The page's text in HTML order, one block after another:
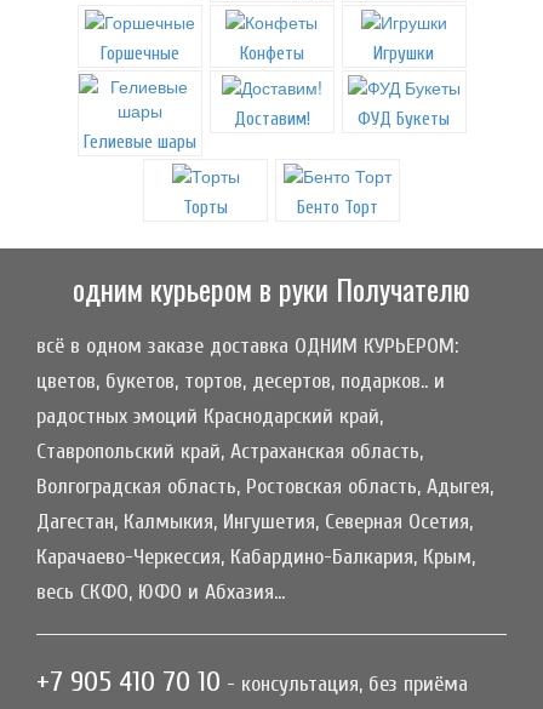
Горшечные Конфеты Игрушки
Гелиевые шары
Доставим! ФУД Букеты
Торты Бенто Торт
одним курьером в руки Получателю
всё в одном заказе доставка ОДНИМ КУРЬЕРОМ:
цветов, букетов, тортов, десертов, подарков.. и
радостных эмоций Краснодарский край,
Ставропольский край, Астраханская область,
Волгоградская область, Ростовская область, Адыгея,
Дагестан, Калмыкия, Ингушетия, Северная Осетия,
Карачаево-Черкессия, Кабардино-Балкария, Крым,
весь СКФО, ЮФО и Абхазия...
+7 905 410 70 10 - консультация, без приёма